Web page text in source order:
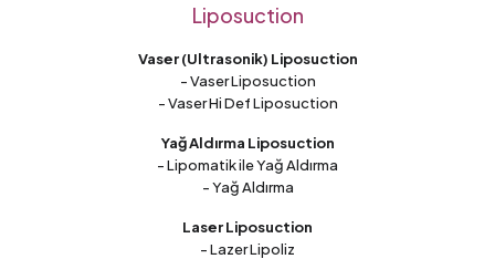
Liposuction
Vaser (Ultrasonik) Liposuction
- Vaser Liposuction
- Vaser Hi Def Liposuction
Yağ Aldırma Liposuction
- Lipomatik ile Yağ Aldırma
- Yağ Aldırma
Laser Liposuction
- Lazer Lipoliz